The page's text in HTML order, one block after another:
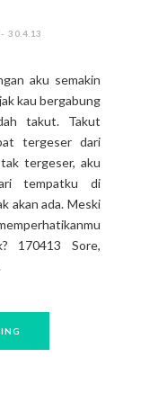
30.4.13
aku semakin
kau bergabung
takut. Takut
tergeser dari
tergeser, aku
tempatku di
akan ada. Meski
170413 Sore,